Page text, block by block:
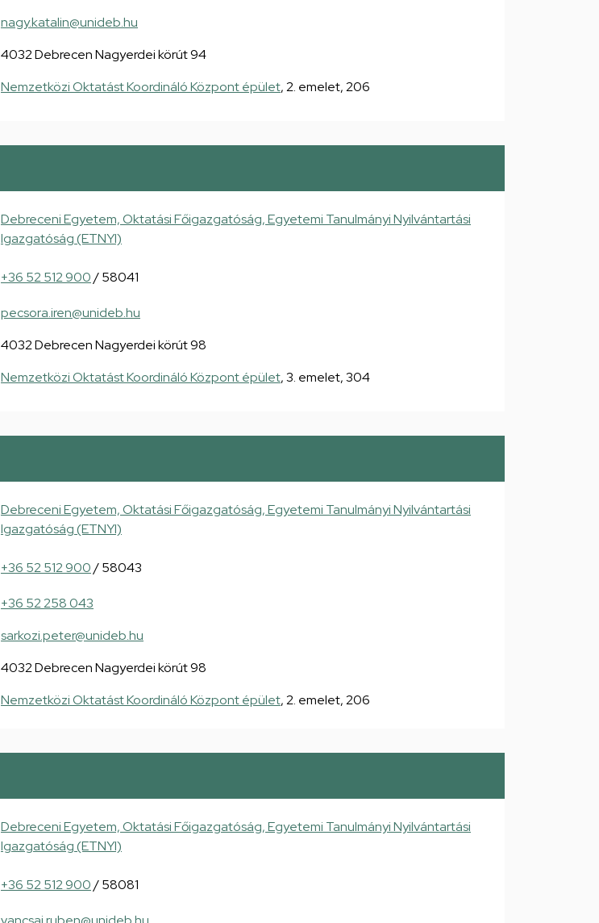
nagy.katalin@unideb.hu
4032 Debrecen Nagyerdei körút 94
Nemzetközi Oktatást Koordináló Központ épület, 2. emelet, 206
Debreceni Egyetem, Oktatási Főigazgatóság, Egyetemi Tanulmányi Nyilvántartási
Igazgatóság (ETNYI)
+36 52 512 900/ 58041
pecsora.iren@unideb.hu
4032 Debrecen Nagyerdei körút 98
Nemzetközi Oktatást Koordináló Központ épület, 3. emelet, 304
Debreceni Egyetem, Oktatási Főigazgatóság, Egyetemi Tanulmányi Nyilvántartási
Igazgatóság (ETNYI)
+36 52 512 900/ 58043
+36 52 258 043
sarkozi.peter@unideb.hu
4032 Debrecen Nagyerdei körút 98
Nemzetközi Oktatást Koordináló Központ épület, 2. emelet, 206
Debreceni Egyetem, Oktatási Főigazgatóság, Egyetemi Tanulmányi Nyilvántartási
Igazgatóság (ETNYI)
+36 52 512 900/ 58081